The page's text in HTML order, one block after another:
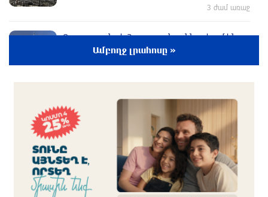
3 ժամ առաջ
Ռուսաստանը և Հայաստանը քննարկում են
նոր դիվանագիտական
Ձեր օրոք uպառազինությունն ու ռшզմական
տեխնիկան մեծ քանակով որպես ավար
հանձնվել են թշնամուն, խnցվել․ դուք դեռ
խոսո՞ւմ եք․ Տիգրան Աբրահամյան
3 ժամ առաջ
«Ժողովուրդ». «Ուժեղ Հայաստան»-ում ևս
Ամբողջ լրահոսը »